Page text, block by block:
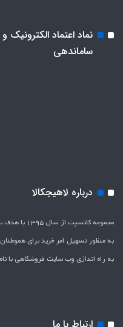
نماد اعتماد الکترونیک و
ساماندهی
درباره لاهیجکالا
مجموعه
به منظور تسهیل امر خرید برای هموطنان
به راه اندازی وب سایت فروشگاهی با